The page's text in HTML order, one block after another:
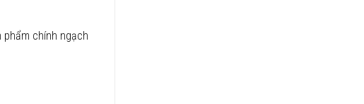
phẩm chính ngạch